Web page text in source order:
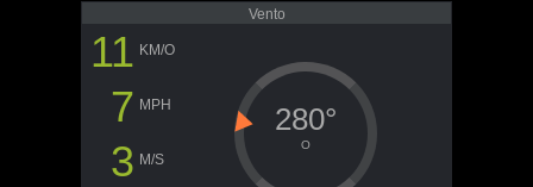
Vento
11 KM/O
7 MPH
3 M/S
280°
O